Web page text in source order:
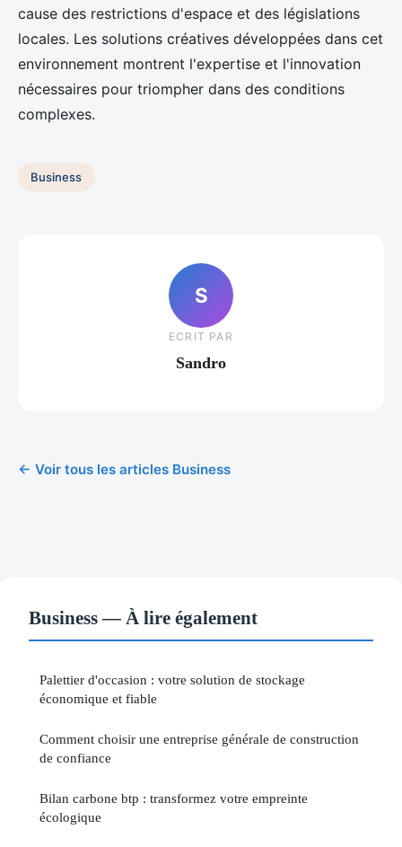
cause des restrictions d'espace et des législations
locales. Les solutions créatives développées dans cet
environnement montrent l'expertise et l'innovation
nécessaires pour triompher dans des conditions
complexes.
Business
S
ECRIT PAR
Sandro
← Voir tous les articles Business
Business — À lire également
Palettier d'occasion : votre solution de stockage
économique et fiable
Comment choisir une entreprise générale de construction
de confiance
Bilan carbone btp : transformez votre empreinte
écologique